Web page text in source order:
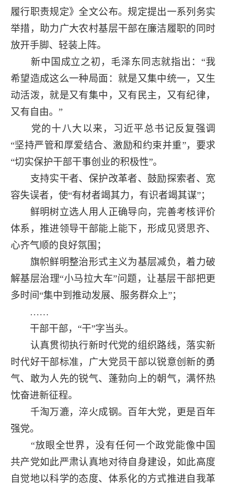
履行职责规定》全文公布。规定提出一系列务实
举措，助力广大农村基层干部在廉洁履职的同时
放开手脚、轻装上阵。
新中国成立之初，毛泽东同志就指出：“我
希望造成这么一种局面：就是又集中统一，又生
动活泼，就是又有集中，又有民主，又有纪律，
又有自由。”
党的十八大以来，习近平总书记反复强调
“坚持严管和厚爱结合、激励和约束并重”，要求
“切实保护干部干事创业的积极性”。
支持实干者、保护改革者、鼓励探索者、宽
容失误者，使“有材者竭其力，有识者竭其谋”；
鲜明树立选人用人正确导向，完善考核评价
体系，推进领导干部能上能下，形成见贤思齐、
心齐气顺的良好氛围；
旗帜鲜明整治形式主义为基层减负，着力破
解基层治理“小马拉大车”问题，让基层干部把更
多时间“集中到推动发展、服务群众上”；
……
干部干部，“干”字当头。
认真贯彻执行新时代党的组织路线，落实新
时代好干部标准，广大党员干部以锐意创新的勇
气、敢为人先的锐气、蓬勃向上的朝气，满怀热
忱奋进新征程。
千淘万漉，淬火成钢。百年大党，更是百年
强党。
“放眼全世界，没有任何一个政党能像中国
共产党如此严肃认真地对待自身建设，如此高度
自觉地以科学的态度、体系化的方式推进自我革